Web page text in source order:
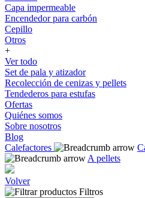
Capa impermeable
Encendedor para carbón
Cepillo
Otros
+
Ver todo
Set de pala y atizador
Recolección de cenizas y pellets
Tendederos para estufas
Ofertas
Quiénes somos
Sobre nosotros
Blog
Calefactores
A pellets
Volver
Filtros